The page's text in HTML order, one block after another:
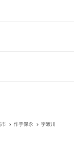
作手保永 字渡川